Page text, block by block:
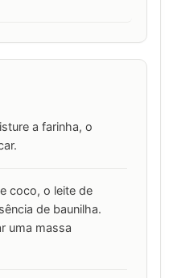
a farinha, o
coco, o leite de
de baunilha.
uma massa